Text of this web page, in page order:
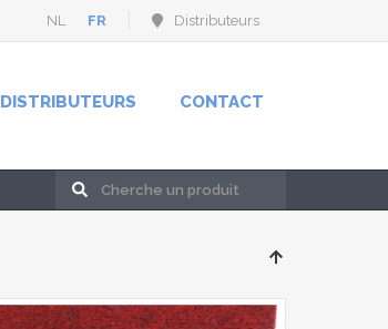
Distributeurs
NL FR
DISTRIBUTEURS CONTACT